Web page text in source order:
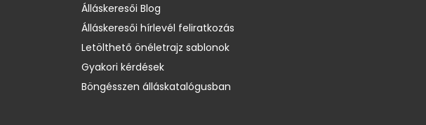
Álláskeresői Blog
Álláskeresői hírlevél feliratkozás
Letölthető önéletrajz sablonok
Gyakori kérdések
Böngésszen álláskatalógusban